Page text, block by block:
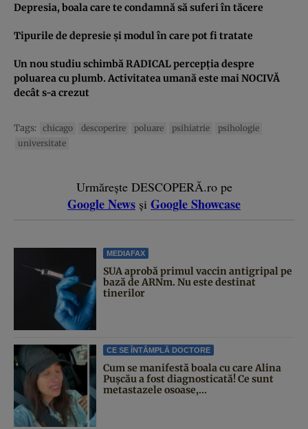
Depresia, boala care te condamnă să suferi în tăcere
Tipurile de depresie şi modul în care pot fi tratate
Un nou studiu schimbă RADICAL percepţia despre
poluarea cu plumb. Activitatea umană este mai NOCIVĂ
decât s-a crezut
Tags: chicago descoperire poluare psihiatrie
psihologie
universitate
Urmărește DESCOPERĂ.ro pe
Google News și Google Showcase
MEDIAFAX
SUA aprobă primul vaccin antigripal pe
bază de ARNm. Nu este destinat
tinerilor
CE SE ÎNTÂMPLĂ DOCTORE
Cum se manifestă boala cu care Alina
Pușcău a fost diagnosticată! Ce sunt
metastazele osoase,...